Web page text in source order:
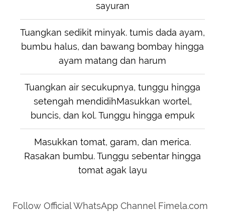
sayuran
Tuangkan sedikit minyak. tumis dada ayam,
bumbu halus, dan bawang bombay hingga
ayam matang dan harum
Tuangkan air secukupnya, tunggu hingga
setengah mendidihMasukkan wortel,
buncis, dan kol. Tunggu hingga empuk
Masukkan tomat, garam, dan merica.
Rasakan bumbu. Tunggu sebentar hingga
tomat agak layu
Follow Official WhatsApp Channel Fimela.com